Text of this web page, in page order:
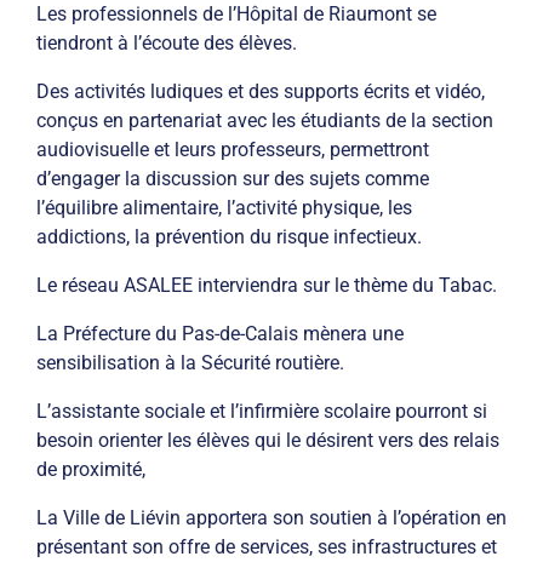
Les professionnels de l’Hôpital de Riaumont se
tiendront à l’écoute des élèves.
Des activités ludiques et des supports écrits et vidéo,
conçus en partenariat avec les étudiants de la section
audiovisuelle et leurs professeurs, permettront
d’engager la discussion sur des sujets comme
l’équilibre alimentaire, l’activité physique, les
addictions, la prévention du risque infectieux.
Le réseau ASALEE interviendra sur le thème du Tabac.
La Préfecture du Pas-de-Calais mènera une
sensibilisation à la Sécurité routière.
L’assistante sociale et l’infirmière scolaire pourront si
besoin orienter les élèves qui le désirent vers des relais
de proximité,
La Ville de Liévin apportera son soutien à l’opération en
présentant son offre de services, ses infrastructures et